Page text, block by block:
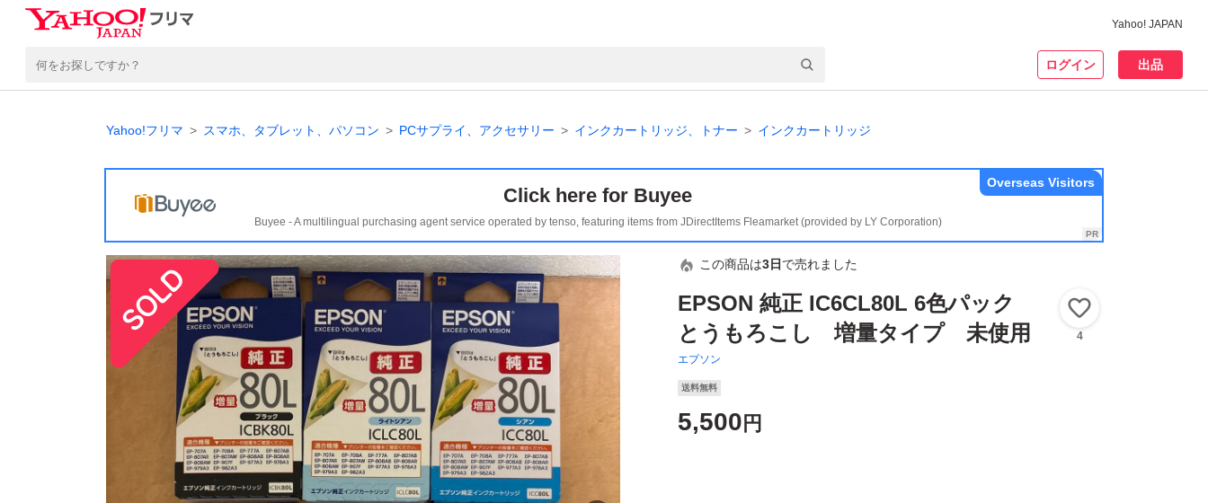
Yahoo! JAPAN
ログイン 出品
Yahoo!フリマ スマホ、タブレット、パソコン PCサプライ、アクセサリー インクカートリッジ、トナー インクカートリッジ
Click here for Buyee
Buyee - A multilingual purchasing agent service operated by tenso, featuring items from JDirectItems Fleamarket (provided by LY Corporation)
Overseas Visitors
この商品は3日 で売れました
EPSON 純正 IC6CL80L 6色パック
とうもろこし 増量タイプ 未使用
エプソン
4
送料無料
5,500 円